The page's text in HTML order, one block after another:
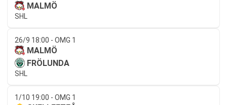
MALMÖ
SHL
26/9 18:00 - OMG 1
MALMÖ
FRÖLUNDA
SHL
1/10 19:00 - OMG 1